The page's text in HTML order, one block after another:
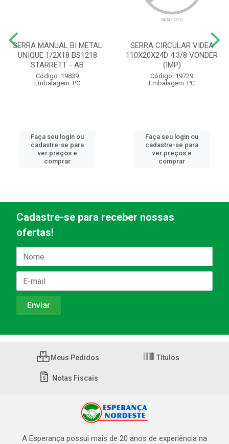
SERRA MANUAL BI METAL
UNIQUE 1/2X18 BS1218
STARRETT - AB
Código: 19839
Embalagem: PC
Faça seu login ou
cadastre-se para
ver preços e
comprar
SERRA CIRCULAR VIDEA
110X20X24D 4.3/8 VONDER
(IMP)
Código: 19729
Embalagem: PC
Faça seu login ou
cadastre-se para
ver preços e
comprar
Cadastre-se para receber nossas
ofertas!
Meus Pedidos Títulos
Notas Fiscais
A Esperança possui mais de 20 anos de experiência na